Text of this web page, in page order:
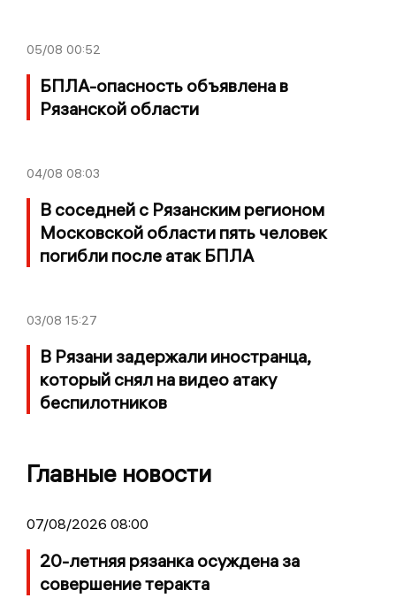
05/08 00:52
БПЛА-опасность объявлена в
Рязанской области
04/08 08:03
В соседней с Рязанским регионом
Московской области пять человек
погибли после атак БПЛА
03/08 15:27
В Рязани задержали иностранца,
который снял на видео атаку
беспилотников
Главные новости
07/08/2026 08:00
20-летняя рязанка осуждена за
совершение теракта